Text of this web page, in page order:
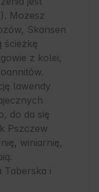
Możesz
Skansen
ścieżkę
z kolei,
lawendy
do da się
Pszczew
winiarnię,
Taberska i